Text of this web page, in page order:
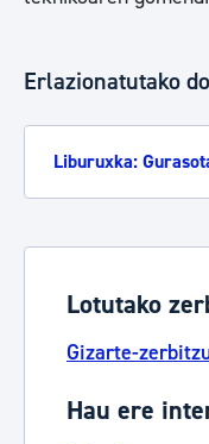
Erlazionatutako
Liburuxka:
Lotutako
Gizarte-
Hau ere